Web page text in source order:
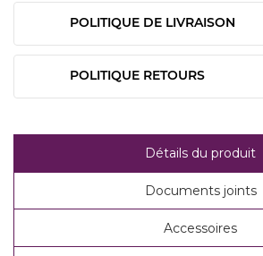
POLITIQUE DE LIVRAISON
POLITIQUE RETOURS
Détails du produit
Documents joints
Accessoires